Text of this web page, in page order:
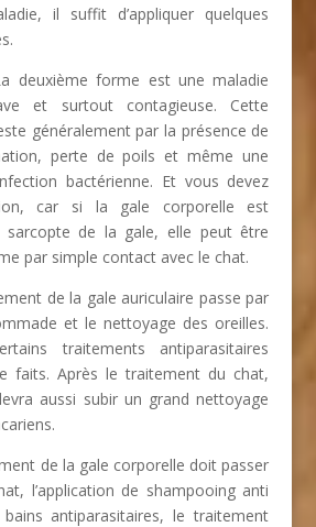
il suffit d’appliquer quelques
forme est une maladie
et surtout contagieuse. Cette
généralement par la présence de
perte de poils et même une
bactérienne. Et vous devez
car si la gale corporelle est
sarcopte de la gale, elle peut être
par simple contact avec le chat.
la gale auriculaire passe par
et le nettoyage des oreilles.
traitements antiparasitaires
faits. Après le traitement du chat,
aussi subir un grand nettoyage
la gale corporelle doit passer
l’application de shampooing anti
antiparasitaires, le traitement